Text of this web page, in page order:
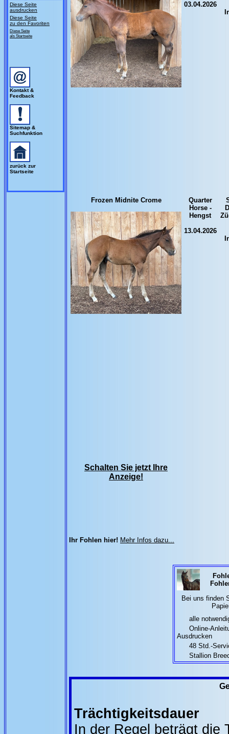
Diese Seite
ausdrucken
Diese Seite
zu den Favoriten
Diese Seite
als Startseite
Kontakt &
Feedback
Sitemap &
Suchfunktion
zurück zur
Startseite
03.04.2026
Frozen Midnite Crome
Quarter
Horse -
Hengst
13.04.2026
Schalten Sie jetzt Ihre
Anzeige!
Ihr Fohlen hier! Mehr Infos dazu...
Bei uns finden
alle
Online-
Ausdrucken
48 Std.-
Stallion
Trächtigkeitsdauer
In der Regel beträgt die